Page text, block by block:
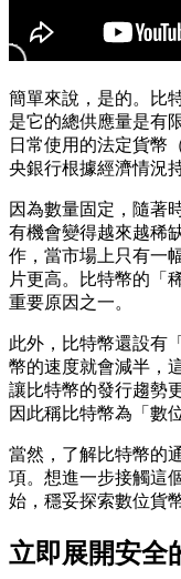
簡單來說，是的。比
是它的總供應量是有
日常使用的法定貨幣
央銀行根據經濟情況
因為數量固定，隨著
有機會變得越來越稀
作，當市場上只有一
片更高。比特幣的「
重要原因之一。
此外，比特幣還設有
幣的速度就會減半，
讓比特幣的發行趨勢
因此稱比特幣為「數
當然，了解比特幣的
項。想進一步接觸這
始，穩妥探索數位貨
立即展開安全